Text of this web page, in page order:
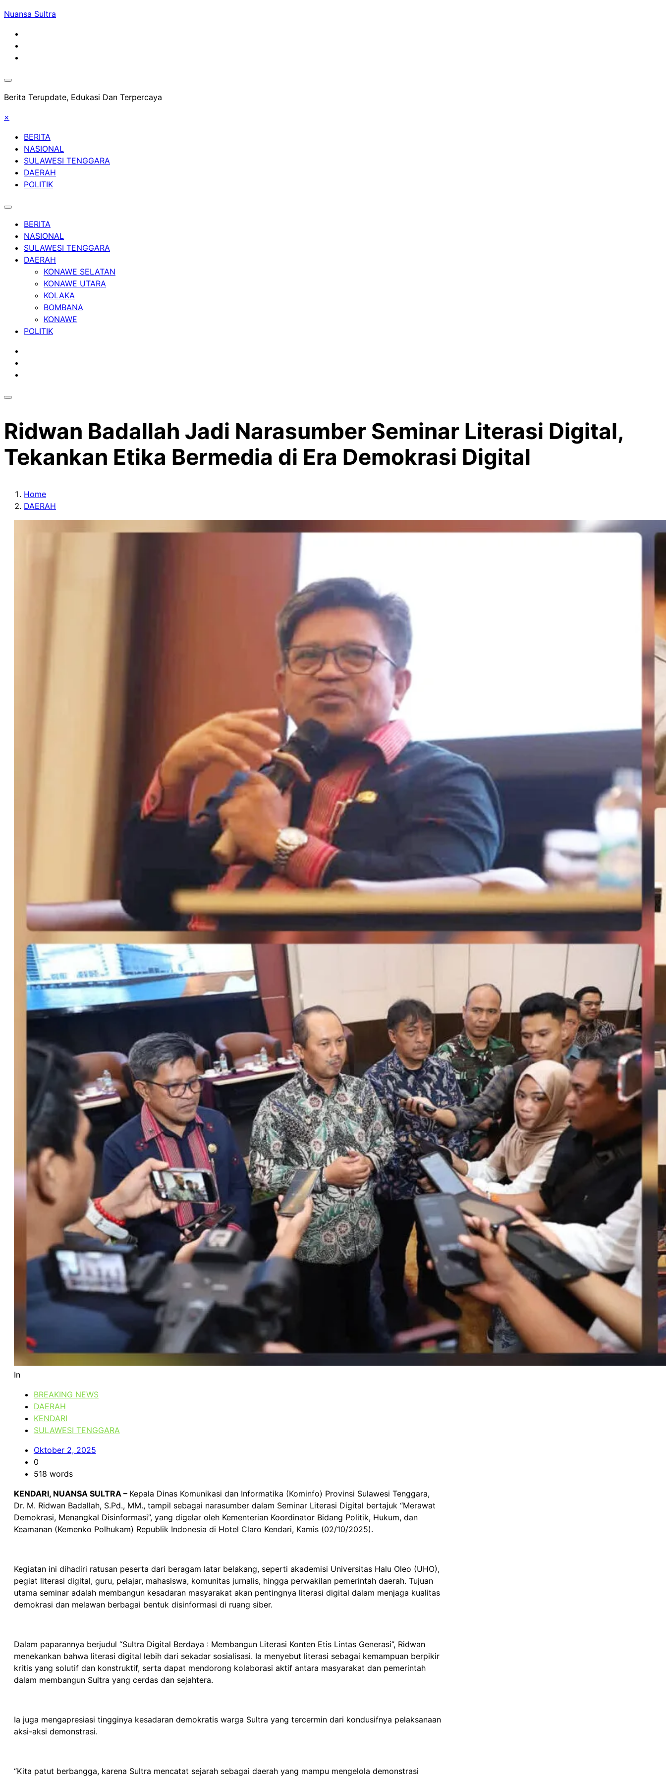
Skip
content
Nuansa Sultra
Berita Terupdate, Edukasi Dan Terpercaya
×
BERITA
NASIONAL
SULAWESI TENGGARA
DAERAH
POLITIK
BERITA
NASIONAL
SULAWESI TENGGARA
DAERAH
KONAWE SELATAN
KONAWE UTARA
KOLAKA
BOMBANA
KONAWE
POLITIK
Ridwan Badallah Jadi Narasumber Seminar Literasi Digital,
Tekankan Etika Bermedia di Era Demokrasi Digital
Home
DAERAH
In
BREAKING NEWS
DAERAH
KENDARI
SULAWESI TENGGARA
Oktober 2, 2025
0
518 words
KENDARI, NUANSA SULTRA – Kepala Dinas Komunikasi dan Informatika (Kominfo) Provinsi Sulawesi Tenggara,
Dr. M. Ridwan Badallah, S.Pd., MM., tampil sebagai narasumber dalam Seminar Literasi Digital bertajuk “Merawat
Demokrasi, Menangkal Disinformasi”, yang digelar oleh Kementerian Koordinator Bidang Politik, Hukum, dan
Keamanan (Kemenko Polhukam) Republik Indonesia di Hotel Claro Kendari, Kamis (02/10/2025).
Kegiatan ini dihadiri ratusan peserta dari beragam latar belakang, seperti akademisi Universitas Halu Oleo (UHO),
pegiat literasi digital, guru, pelajar, mahasiswa, komunitas jurnalis, hingga perwakilan pemerintah daerah. Tujuan
utama seminar adalah membangun kesadaran masyarakat akan pentingnya literasi digital dalam menjaga kualitas
demokrasi dan melawan berbagai bentuk disinformasi di ruang siber.
Dalam paparannya berjudul “Sultra Digital Berdaya : Membangun Literasi Konten Etis Lintas Generasi”, Ridwan
menekankan bahwa literasi digital lebih dari sekadar sosialisasi. Ia menyebut literasi sebagai kemampuan berpikir
kritis yang solutif dan konstruktif, serta dapat mendorong kolaborasi aktif antara masyarakat dan pemerintah
dalam membangun Sultra yang cerdas dan sejahtera.
Ia juga mengapresiasi tingginya kesadaran demokratis warga Sultra yang tercermin dari kondusifnya pelaksanaan
aksi-aksi demonstrasi.
“Kita patut berbangga, karena Sultra mencatat sejarah sebagai daerah yang mampu mengelola demonstrasi